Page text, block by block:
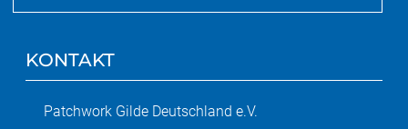
KONTAKT
Patchwork Gilde Deutschland e.V.